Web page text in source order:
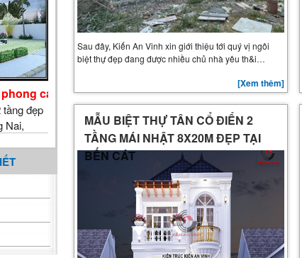
cách hiện đại
đẹp
Nai,
yêu
đất của
phân
vực
tiểu
Sau đây, Kiến An Vinh xin giới thiệu tới quý vị ngôi
biệt thự đẹp đang được nhiều chủ nhà yêu th&i…
[Xem thêm]
MẪU BIỆT THỰ TÂN CỔ ĐIỂN 2
TẦNG MÁI NHẬT 8X20M ĐẸP TẠI
BẾN CÁT